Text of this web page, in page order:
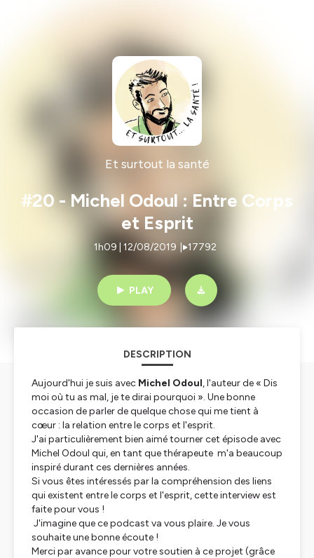
Et surtout la santé
#20 - Michel Odoul : Entre Corps
et Esprit
1h09 | 12/08/2019 17792
PLAY
DESCRIPTION
Aujourd'hui je suis avec Michel Odoul, l'auteur de « Dis
moi où tu as mal, je te dirai pourquoi ». Une bonne
occasion de parler de quelque chose qui me tient à
cœur : la relation entre le corps et l'esprit.
J'ai particulièrement bien aimé tourner cet épisode avec
Michel Odoul qui, en tant que thérapeute m'a beaucoup
inspiré durant ces dernières années.
Si vous êtes intéressés par la compréhension des liens
qui existent entre le corps et l'esprit, cette interview est
faite pour vous !
J'imagine que ce podcast va vous plaire. Je vous
souhaite une bonne écoute !
Merci par avance pour votre soutien à ce projet (grâce